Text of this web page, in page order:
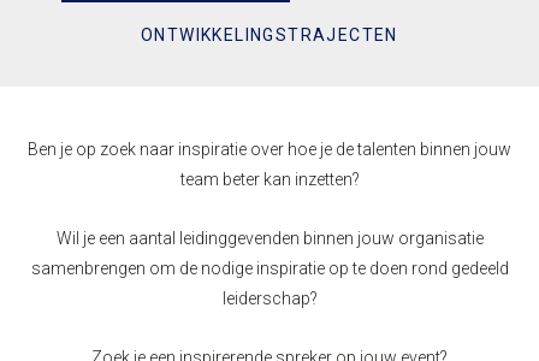
ONTWIKKELINGSTRAJECTEN
Ben je op zoek naar inspiratie over hoe je de talenten binnen jouw
team beter kan inzetten?
Wil je een aantal leidinggevenden binnen jouw organisatie
samenbrengen om de nodige inspiratie op te doen rond gedeeld
leiderschap?